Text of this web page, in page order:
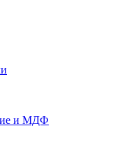
и МДФ